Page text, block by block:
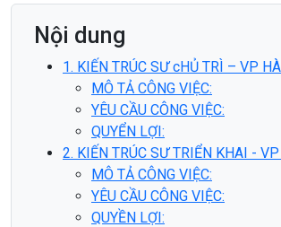
Nội dung
1. KIẾN TRÚC SƯ cHỦ TRÌ – VP
MÔ TẢ CÔNG VIỆC:
YÊU CẦU CÔNG VIỆC:
QUYỂN LỢI:
2. KIẾN TRÚC SƯ TRIỂN KHAI -
MÔ TẢ CÔNG VIỆC:
YÊU CẦU CÔNG VIỆC:
QUYỀN LỢI: